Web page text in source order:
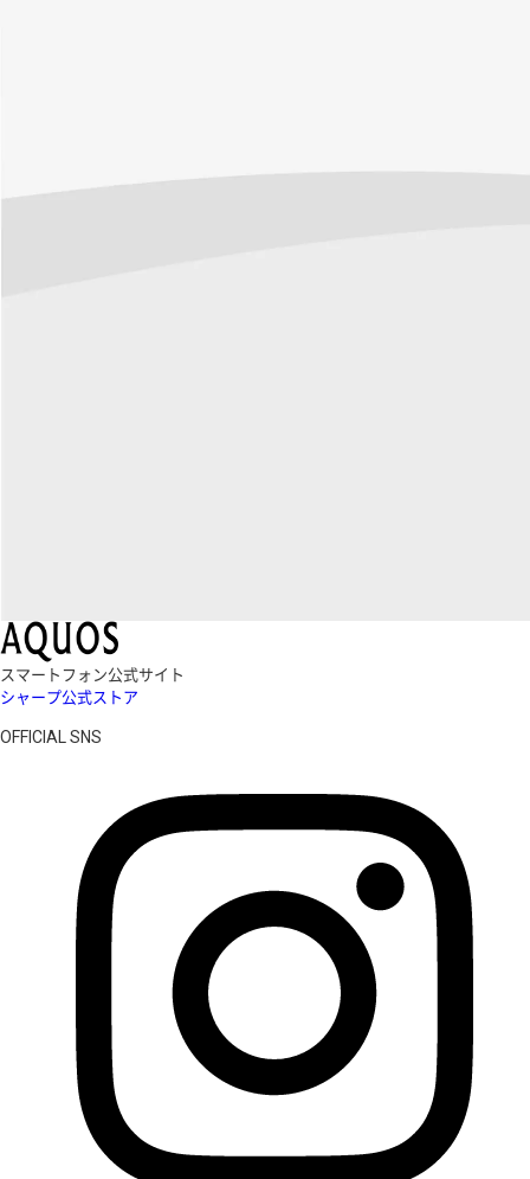
スマートフォン公式サイト
シャープ公式ストア
OFFICIAL SNS